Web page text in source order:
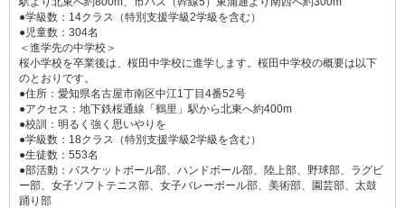
●学級数：14クラス（特別支援学級2学級を含む）
●児童数：304名
＜進学先の中学校＞
桜小学校を卒業後は、桜田中学校に進学します。桜田中学校の概要は以下
のとおりです。
●住所：愛知県名古屋市南区中江1丁目4番52号
●アクセス：地下鉄桜通線「鶴里」駅から北東へ約400m
●校訓：明るく強く思いやりを
●学級数：18クラス（特別支援学級2学級を含む）
●生徒数：553名
●部活動：バスケットボール部、ハンドボール部、陸上部、野球部、ラグビ
ー部、女子ソフトテニス部、女子バレーボール部、美術部、園芸部、太鼓
踊り部